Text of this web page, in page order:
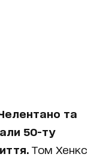
та
50-ту
Том Хенкс